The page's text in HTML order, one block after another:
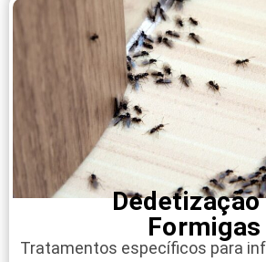
Dedetização
Formigas
Tratamentos específicos para